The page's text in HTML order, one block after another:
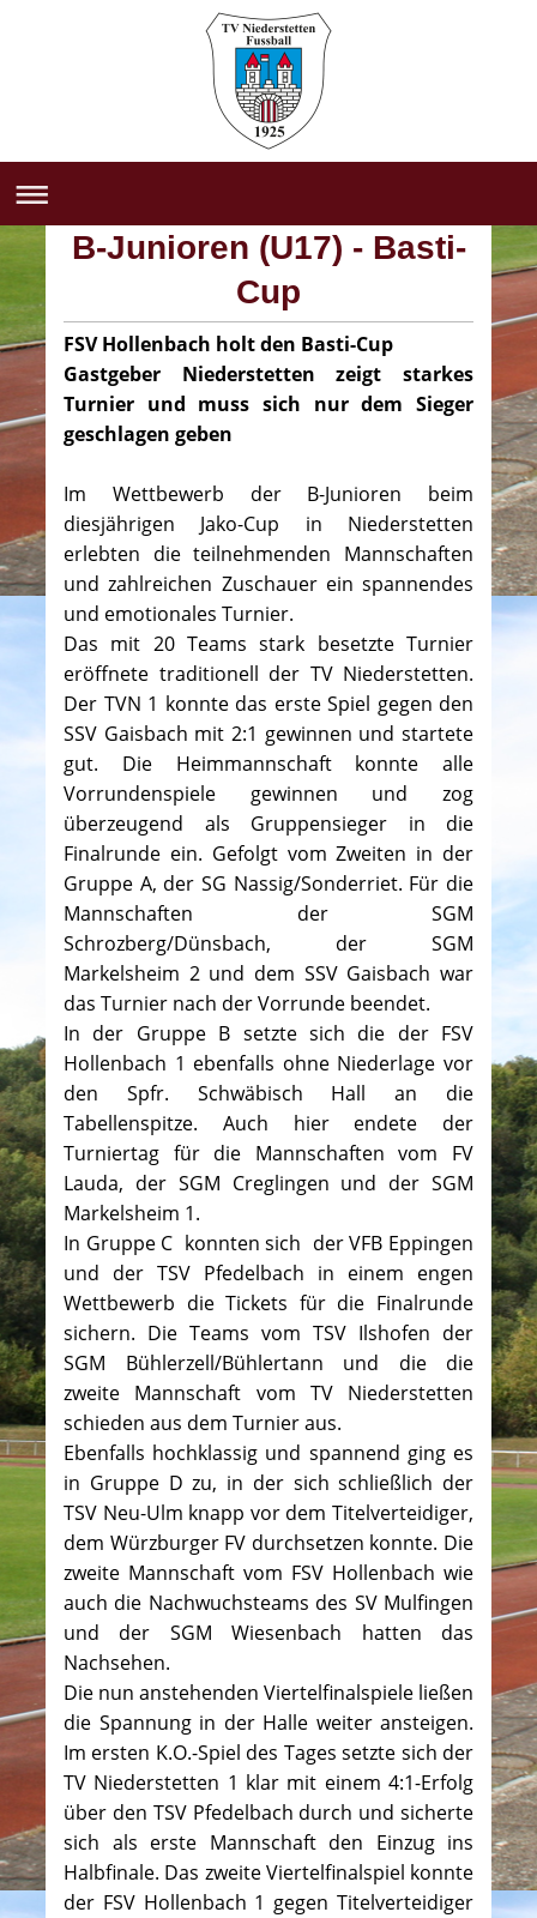
B-Junioren (U17) - Basti-
Cup
FSV Hollenbach holt den Basti-Cup
Gastgeber Niederstetten zeigt starkes
Turnier und muss sich nur dem Sieger
geschlagen geben
Im Wettbewerb der B-Junioren beim
diesjährigen Jako-Cup in Niederstetten
erlebten die teilnehmenden Mannschaften
und zahlreichen Zuschauer ein spannendes
und emotionales Turnier.
Das mit 20 Teams stark besetzte Turnier
eröffnete traditionell der TV Niederstetten.
Der TVN 1 konnte das erste Spiel gegen den
SSV Gaisbach mit 2:1 gewinnen und startete
gut. Die Heimmannschaft konnte alle
Vorrundenspiele gewinnen und zog
überzeugend als Gruppensieger in die
Finalrunde ein. Gefolgt vom Zweiten in der
Gruppe A, der SG Nassig/Sonderriet. Für die
Mannschaften der SGM
Schrozberg/Dünsbach, der SGM
Markelsheim 2 und dem SSV Gaisbach war
das Turnier nach der Vorrunde beendet.
In der Gruppe B setzte sich die der FSV
Hollenbach 1 ebenfalls ohne Niederlage vor
den Spfr. Schwäbisch Hall an die
Tabellenspitze. Auch hier endete der
Turniertag für die Mannschaften vom FV
Lauda, der SGM Creglingen und der SGM
Markelsheim 1.
In Gruppe C konnten sich der VFB Eppingen
und der TSV Pfedelbach in einem engen
Wettbewerb die Tickets für die Finalrunde
sichern. Die Teams vom TSV Ilshofen der
SGM Bühlerzell/Bühlertann und die die
zweite Mannschaft vom TV Niederstetten
schieden aus dem Turnier aus.
Ebenfalls hochklassig und spannend ging es
in Gruppe D zu, in der sich schließlich der
TSV Neu-Ulm knapp vor dem Titelverteidiger,
dem Würzburger FV durchsetzen konnte. Die
zweite Mannschaft vom FSV Hollenbach wie
auch die Nachwuchsteams des SV Mulfingen
und der SGM Wiesenbach hatten das
Nachsehen.
Die nun anstehenden Viertelfinalspiele ließen
die Spannung in der Halle weiter ansteigen.
Im ersten K.O.-Spiel des Tages setzte sich der
TV Niederstetten 1 klar mit einem 4:1-Erfolg
über den TSV Pfedelbach durch und sicherte
sich als erste Mannschaft den Einzug ins
Halbfinale. Das zweite Viertelfinalspiel konnte
der FSV Hollenbach 1 gegen Titelverteidiger